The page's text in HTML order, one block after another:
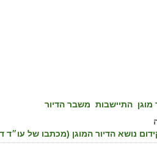
מוגן התיישבות משבר הדיור
נושא הדיור המוגן (מכתבו של עו״ד